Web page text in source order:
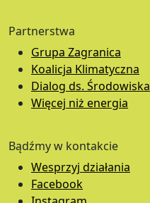
Partnerstwa
Grupa Zagranica
Koalicja Klimatyczna
Dialog ds. Środowiska
Więcej niż energia
Bądźmy w kontakcie
Wesprzyj działania
Facebook